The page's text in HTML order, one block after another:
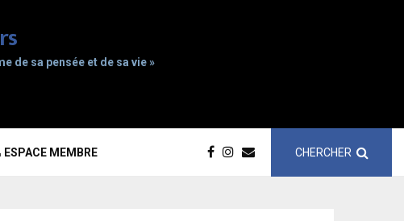
de sa pensée et de sa vie »
ESPACE MEMBRE CHERCHER